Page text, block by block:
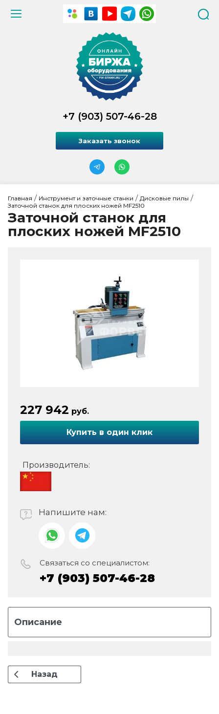
+7 (903) 507-46-28
Заказать звонок
Главная / Инструмент и заточные станки / Дисковые пилы /
Заточной станок для плоских ножей MF2510
Заточной станок для
плоских ножей MF2510
227 942 руб.
Купить в один клик
Производитель:
Напишите нам:
Связаться со специалистом:
+7 (903) 507-46-28
Описание
Назад